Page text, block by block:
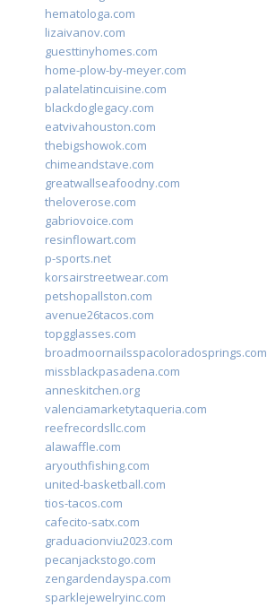
hematologa.com
lizaivanov.com
guesttinyhomes.com
home-plow-by-meyer.com
palatelatincuisine.com
blackdoglegacy.com
eatvivahouston.com
thebigshowok.com
chimeandstave.com
greatwallseafoodny.com
theloverose.com
gabriovoice.com
resinflowart.com
p-sports.net
korsairstreetwear.com
petshopallston.com
avenue26tacos.com
topgglasses.com
broadmoornailsspacoloradosprings.com
missblackpasadena.com
anneskitchen.org
valenciamarketytaqueria.com
reefrecordsllc.com
alawaffle.com
aryouthfishing.com
united-basketball.com
tios-tacos.com
cafecito-satx.com
graduacionviu2023.com
pecanjackstogo.com
zengardendayspa.com
sparklejewelryinc.com